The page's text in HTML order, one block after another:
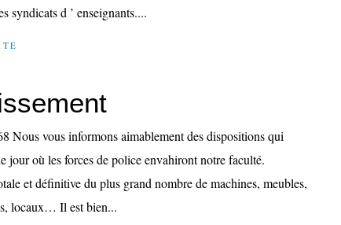
syndicats d ’ enseignants....
Nous vous informons aimablement des dispositions qui
jour où les forces de police envahiront notre faculté.
et définitive du plus grand nombre de machines, meubles,
locaux… Il est bien...